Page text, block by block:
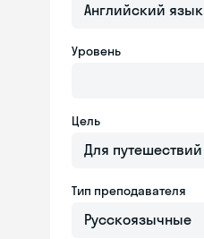
Английский язык
Уровень
Цель
Для путешествий
Тип преподавателя
Русскоязычные